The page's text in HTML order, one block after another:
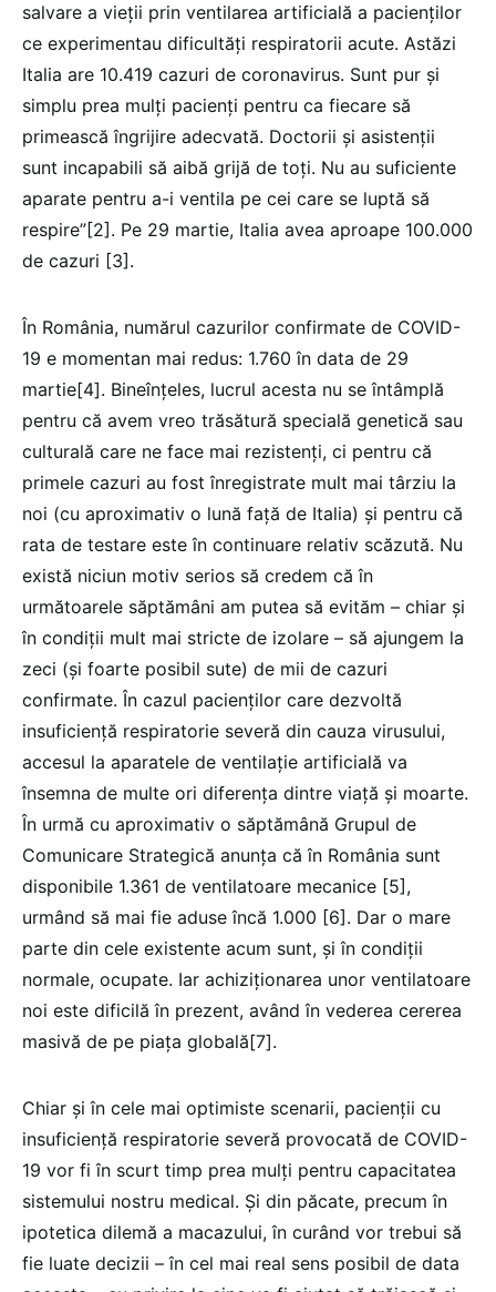
salvare a vieții prin ventilarea artificială a pacienților
ce experimentau dificultăți respiratorii acute. Astăzi
Italia are 10.419 cazuri de coronavirus. Sunt pur și
simplu prea mulți pacienți pentru ca fiecare să
primească îngrijire adecvată. Doctorii și asistenții
sunt incapabili să aibă grijă de toți. Nu au suficiente
aparate pentru a-i ventila pe cei care se luptă să
respire”[2]. Pe 29 martie, Italia avea aproape 100.000
de cazuri [3].
În România, numărul cazurilor confirmate de COVID-
19 e momentan mai redus: 1.760 în data de 29
martie[4]. Bineînțeles, lucrul acesta nu se întâmplă
pentru că avem vreo trăsătură specială genetică sau
culturală care ne face mai rezistenți, ci pentru că
primele cazuri au fost înregistrate mult mai târziu la
noi (cu aproximativ o lună față de Italia) și pentru că
rata de testare este în continuare relativ scăzută. Nu
există niciun motiv serios să credem că în
următoarele săptămâni am putea să evităm – chiar și
în condiții mult mai stricte de izolare – să ajungem la
zeci (și foarte posibil sute) de mii de cazuri
confirmate. În cazul pacienților care dezvoltă
insuficiență respiratorie severă din cauza virusului,
accesul la aparatele de ventilație artificială va
însemna de multe ori diferența dintre viață și moarte.
În urmă cu aproximativ o săptămână Grupul de
Comunicare Strategică anunța că în România sunt
disponibile 1.361 de ventilatoare mecanice [5],
urmând să mai fie aduse încă 1.000 [6]. Dar o mare
parte din cele existente acum sunt, și în condiții
normale, ocupate. Iar achiziționarea unor ventilatoare
noi este dificilă în prezent, având în vederea cererea
masivă de pe piața globală[7].
Chiar și în cele mai optimiste scenarii, pacienții cu
insuficiență respiratorie severă provocată de COVID-
19 vor fi în scurt timp prea mulți pentru capacitatea
sistemului nostru medical. Și din păcate, precum în
ipotetica dilemă a macazului, în curând vor trebui să
fie luate decizii – în cel mai real sens posibil de data